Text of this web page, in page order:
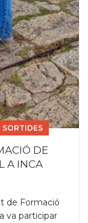
SORTIDES
DE
A INCA
de Formació
va participar